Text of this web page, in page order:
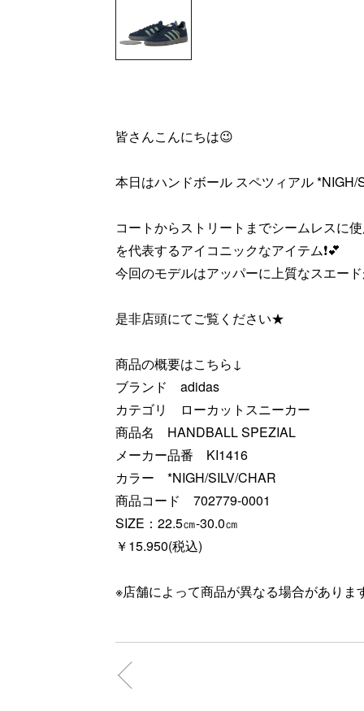
皆さんこんにちは😉
本日はハンドボール スペツィアル
コートからストリートまでシームレスに
を代表するアイコニックなアイテム❗💕
今回のモデルはアッパーに上質なスエー
是非店頭にてご覧ください★
商品の概要はこちら↓
ブランド adidas
カテゴリ ローカットスニーカー
商品名 HANDBALL SPEZIAL
メーカー品番 KI1416
カラー *NIGH/SILV/CHAR
商品コード 702779-0001
SIZE：22.5㎝-30.0㎝
￥15.950(税込)
※店舗によって商品が異なる場合がありま